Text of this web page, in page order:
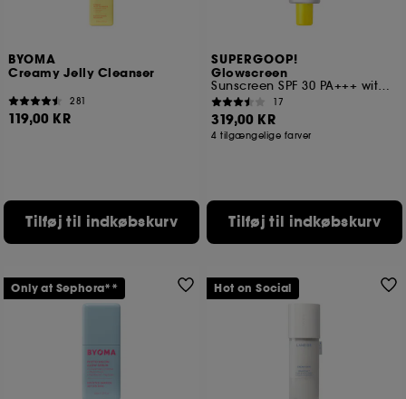
BYOMA
Creamy Jelly Cleanser
281
119,00 KR
Tilføj til indkøbskurv
SUPERGOOP!
Glowscreen
Sunscreen SPF 30 PA+++ with Hyaluronic Acid + Niacinamide
17
319,00 KR
4 tilgængelige farver
Tilføj til indkøbskurv
Only at Sephora** Hot on Social